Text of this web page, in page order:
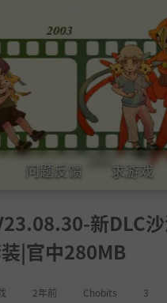
问题反馈 求游戏
新DLC
|官中280MB
2年前 Chobits 3